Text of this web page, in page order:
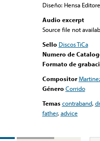
Diseño: Hensa
Audio excerpt
Source file not
Sello Discos TiCa
Numero de
Formato de
Compositor
Género Corrido
Temas contraband,
father,advice